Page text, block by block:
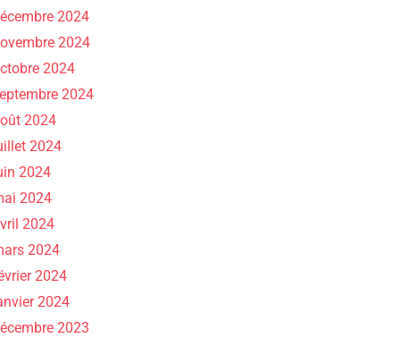
2024
2024
2024
2024
2024
2024
2024
2024
2024
2024
2024
2024
2023